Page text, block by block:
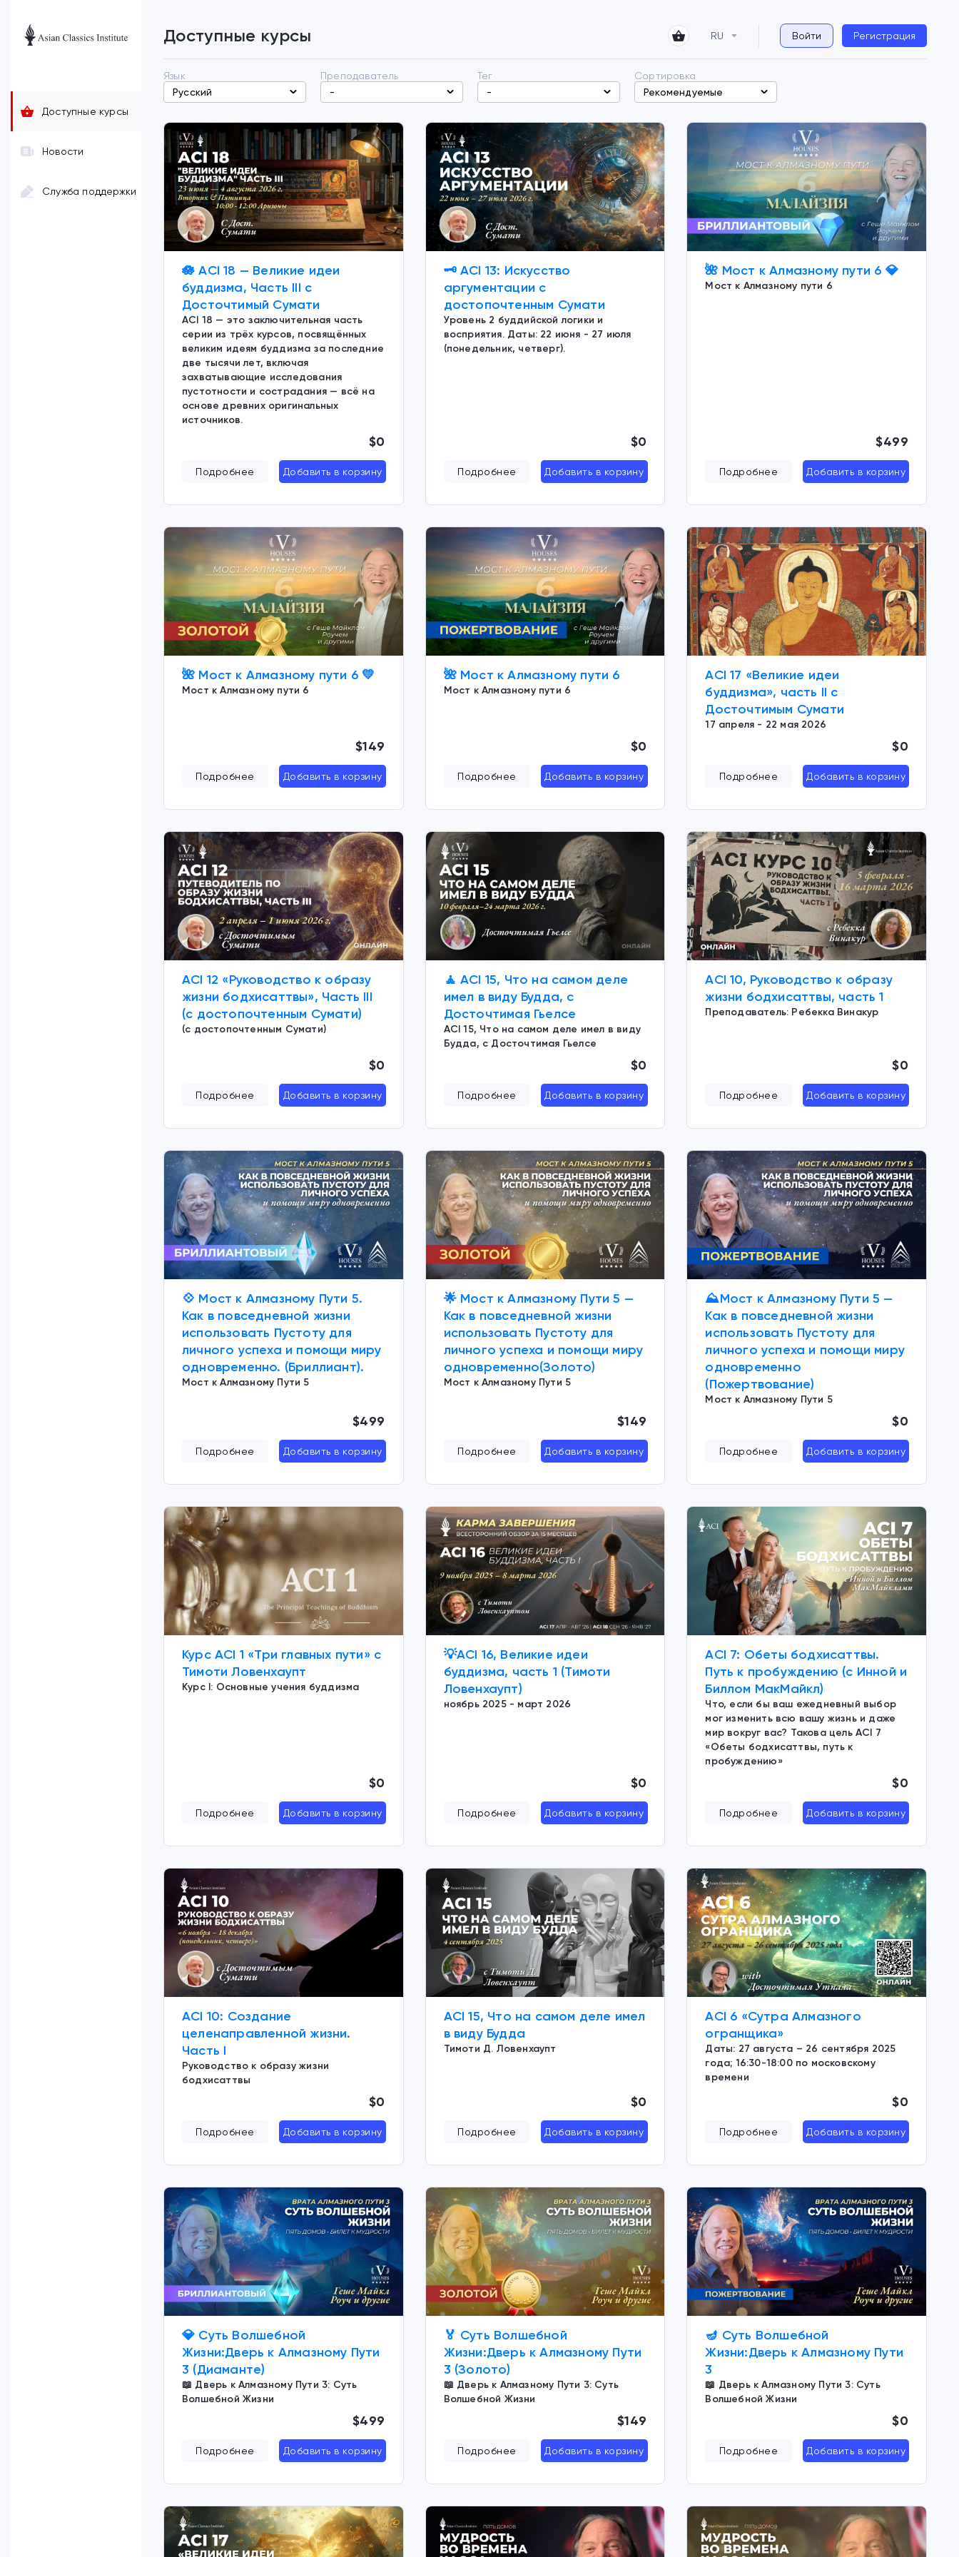
Доступные курсы
Новости
Служба поддержки
Доступные курсы RU Войти Регистрация
Язык
Русский
Преподаватель
-
Тег
-
Сортировка
Рекомендуемые
🪷 ACI 18 — Великие идеи
буддизма, Часть III c
Досточтимый Сумати
ACI 18 — это заключительная часть
серии из трёх курсов, посвящённых
великим идеям буддизма за последние
две тысячи лет, включая
захватывающие исследования
пустотности и сострадания — всё на
основе древних оригинальных
источников.
$0
Подробнее Добавить в корзину
🗝️ ACI 13: Искусство
аргументации c
достопочтенным Сумати
Уровень 2 буддийской логики и
восприятия. Даты: 22 июня - 27 июля
(понедельник, четверг).
$0
Подробнее Добавить в корзину
🌺 Мост к Алмазному пути 6 💎
Мост к Алмазному пути 6
$499
Подробнее Добавить в корзину
🌺 Мост к Алмазному пути 6 💛
Мост к Алмазному пути 6
$149
Подробнее Добавить в корзину
🌺 Мост к Алмазному пути 6
Мост к Алмазному пути 6
$0
Подробнее Добавить в корзину
ACI 17 «Великие идеи
буддизма», часть II с
Досточтимым Сумати
17 апреля - 22 мая 2026
$0
Подробнее Добавить в корзину
ACI 12 «Руководство к образу
жизни бодхисаттвы», Часть III
(с достопочтенным Сумати)
(с достопочтенным Сумати)
$0
Подробнее Добавить в корзину
🧘 ACI 15, Что на самом деле
имел в виду Будда, с
Досточтимая Гьелсе
ACI 15, Что на самом деле имел в виду
Будда, с Досточтимая Гьелсе
$0
Подробнее Добавить в корзину
ACI 10, Руководство к образу
жизни бодхисаттвы, часть 1
Преподаватель: Ребекка Винакур
$0
Подробнее Добавить в корзину
💠 Мост к Алмазному Пути 5.
Как в повседневной жизни
использовать Пустоту для
личного успеха и помощи миру
одновременно. (Бриллиант).
Мост к Алмазному Пути 5
$499
Подробнее Добавить в корзину
🌟 Мост к Алмазному Пути 5 —
Как в повседневной жизни
использовать Пустоту для
личного успеха и помощи миру
одновременно(Золото)
Мост к Алмазному Пути 5
$149
Подробнее Добавить в корзину
⛰️Мост к Алмазному Пути 5 —
Как в повседневной жизни
использовать Пустоту для
личного успеха и помощи миру
одновременно
(Пожертвование)
Мост к Алмазному Пути 5
$0
Подробнее Добавить в корзину
Курс ACI 1 «Три главных пути» с
Тимоти Ловенхаупт
Курс I: Основные учения буддизма
$0
Подробнее Добавить в корзину
💡ACI 16, Великие идеи
буддизма, часть 1 (Тимоти
Ловенхаупт)
ноябрь 2025 - март 2026
$0
Подробнее Добавить в корзину
ACI 7: Обеты бодхисаттвы.
Путь к пробуждению (с Инной и
Биллом МакМайкл)
Что, если бы ваш ежедневный выбор
мог изменить всю вашу жизнь и даже
мир вокруг вас? Такова цель ACI 7
«Обеты бодхисаттвы, путь к
пробуждению»
$0
Подробнее Добавить в корзину
ACI 10: Создание
целенаправленной жизни.
Часть I
Руководство к образу жизни
бодхисаттвы
$0
Подробнее Добавить в корзину
ACI 15, Что на самом деле имел
в виду Будда
Тимоти Д. Ловенхаупт
$0
Подробнее Добавить в корзину
ACI 6 «Сутра Алмазного
огранщика»
Даты: 27 августа – 26 сентября 2025
года; 16:30-18:00 по московскому
времени
$0
Подробнее Добавить в корзину
💎 Суть Волшебной
Жизни:Дверь к Алмазному Пути
3 (Диаманте)
📖 Дверь к Алмазному Пути 3: Суть
Волшебной Жизни
$499
Подробнее Добавить в корзину
🏅 Суть Волшебной
Жизни:Дверь к Алмазному Пути
3 (Золото)
📖 Дверь к Алмазному Пути 3: Суть
Волшебной Жизни
$149
Подробнее Добавить в корзину
🪔 Суть Волшебной
Жизни:Дверь к Алмазному Пути
3
📖 Дверь к Алмазному Пути 3: Суть
Волшебной Жизни
$0
Подробнее Добавить в корзину